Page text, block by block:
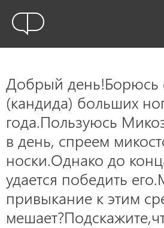
Добрый день!Борюсь
(кандида) больших
года.Пользуюсь
в день, спреем
носки.Однако до
удается победить
привыкание к этим